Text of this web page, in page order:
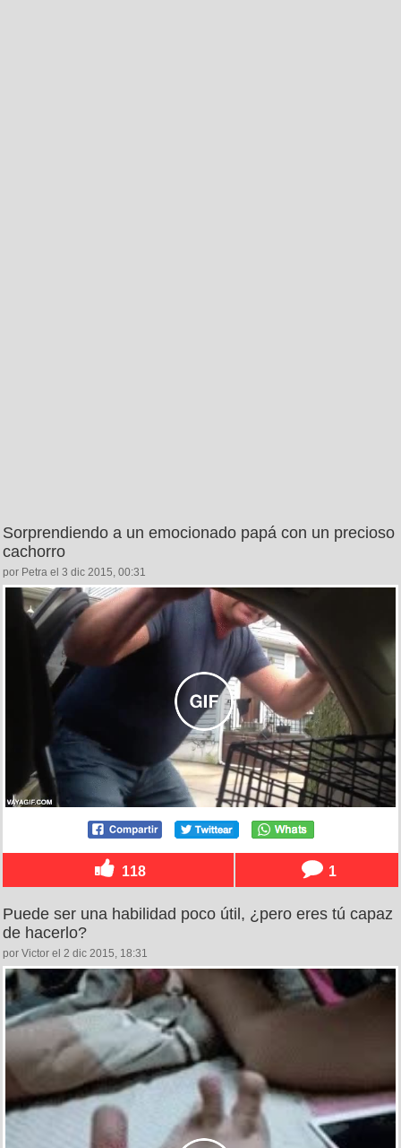
Sorprendiendo a un emocionado papá con un precioso
cachorro
por Petra el 3 dic 2015, 00:31
118 1
Puede ser una habilidad poco útil, ¿pero eres tú capaz
de hacerlo?
por Victor el 2 dic 2015, 18:31